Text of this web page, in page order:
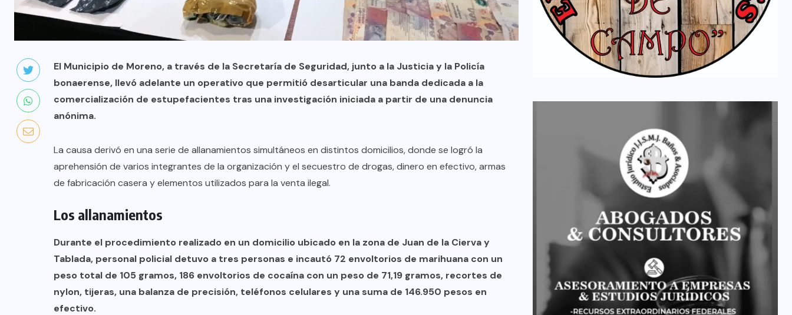
El Municipio de Moreno, a través de la Secretaría de Seguridad, junto a la Justicia y la Policía
bonaerense, llevó adelante un operativo que permitió desarticular una banda dedicada a la
comercialización de estupefacientes tras una investigación iniciada a partir de una denuncia
anónima.
La causa derivó en una serie de allanamientos simultáneos en distintos domicilios, donde se logró la
aprehensión de varios integrantes de la organización y el secuestro de drogas, dinero en efectivo, armas
de fabricación casera y elementos utilizados para la venta ilegal.
Los allanamientos
Durante el procedimiento realizado en un domicilio ubicado en la zona de Juan de la Cierva y
Tablada, personal policial detuvo a tres personas e incautó 72 envoltorios de marihuana con un
peso total de 105 gramos, 186 envoltorios de cocaína con un peso de 71,19 gramos, recortes de
nylon, tijeras, una balanza de precisión, teléfonos celulares y una suma de 146.950 pesos en
efectivo.